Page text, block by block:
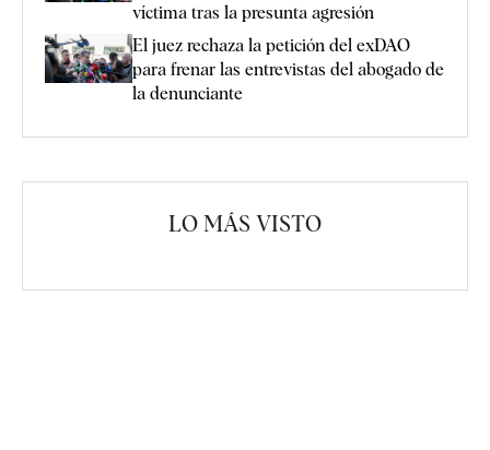
víctima tras la presunta agresión
El juez rechaza la petición del exDAO
para frenar las entrevistas del abogado de
la denunciante
LO MÁS VISTO